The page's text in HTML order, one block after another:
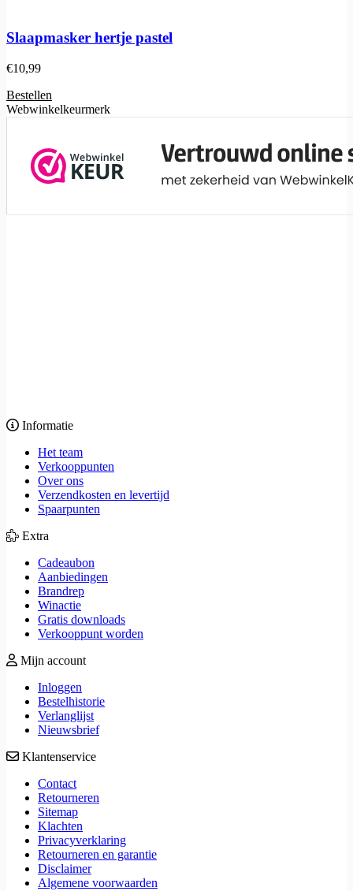
Slaapmasker hertje pastel
€10,99
Bestellen
Webwinkelkeurmerk
Informatie
Het team
Verkooppunten
Over ons
Verzendkosten en levertijd
Spaarpunten
Extra
Cadeaubon
Aanbiedingen
Brandrep
Winactie
Gratis downloads
Verkooppunt worden
Mijn account
Inloggen
Bestelhistorie
Verlanglijst
Nieuwsbrief
Klantenservice
Contact
Retourneren
Sitemap
Klachten
Privacyverklaring
Retourneren en garantie
Disclaimer
Algemene voorwaarden